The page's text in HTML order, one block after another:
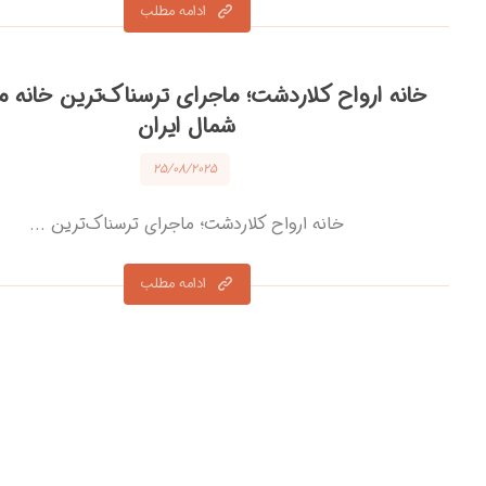
ادامه مطلب
خانه ارواح کلاردشت؛ ماجرای ترسناک‌ترین خانه
شمال ایران
۲۵/۰۸/۲۰۲۵
خانه ارواح کلاردشت؛ ماجرای ترسناک‌ترین ...
ادامه مطلب